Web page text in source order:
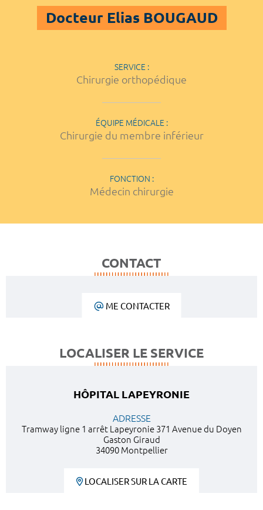
Docteur Elias BOUGAUD
SERVICE :
Chirurgie orthopédique
ÉQUIPE MÉDICALE :
Chirurgie du membre inférieur
FONCTION :
Médecin chirurgie
CONTACT
ME CONTACTER
LOCALISER LE SERVICE
HÔPITAL LAPEYRONIE
ADRESSE
Tramway ligne 1 arrêt Lapeyronie 371 Avenue du Doyen
Gaston Giraud
34090 Montpellier
LOCALISER SUR LA CARTE